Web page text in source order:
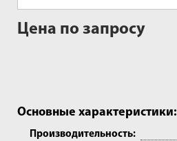
Цена по запросу
Основные характеристики:
Производительность: